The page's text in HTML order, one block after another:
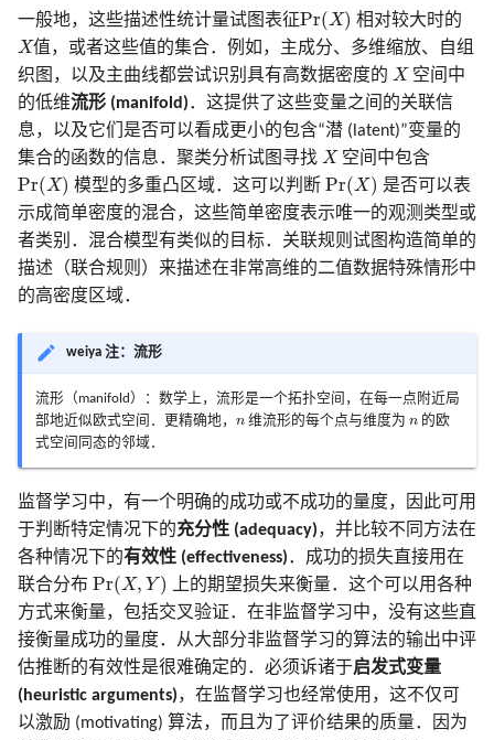
一般地，这些描述性统计量试图表征Pr(X)
Pr X )
相对较大时的
X
X
值，或者这些值的集合．例如，主成分、多维缩放、自组
织图，以及主曲线都尝试识别具有高数据密度的 X
X
空间中
的低维流形 (manifold)．这提供了这些变量之间的关联信
息，以及它们是否可以看成更小的包含“潜 (latent)”变量的
集合的函数的信息．聚类分析试图寻找 X
X
空间中包含
Pr(X)
Pr X )
模型的多重凸区域．这可以判断Pr(X)
Pr X)
是否可以表
示成简单密度的混合，这些简单密度表示唯一的观测类型或
者类别．混合模型有类似的目标．关联规则试图构造简单的
描述（联合规则）来描述在非常高维的二值数据特殊情形中
的高密度区域．
weiya 注：流形
流形（manifold）：数学上，流形是一个拓扑空间，在每一点附近局
部地近似欧式空间．更精确地， n
n 维流形的每个点与维度为 n
n 的欧
式空间同态的邻域．
监督学习中，有一个明确的成功或不成功的量度，因此可用
于判断特定情况下的充分性 (adequacy)，并比较不同方法在
各种情况下的有效性 (effectiveness)．成功的损失直接用在
联合分布 Pr(X, Y )
Pr X ,Y)
上的期望损失来衡量．这个可以用各种
方式来衡量，包括交叉验证．在非监督学习中，没有这些直
接衡量成功的量度．从大部分非监督学习的算法的输出中评
估推断的有效性是很难确定的．必须诉诸于启发式变量
(heuristic arguments)，在监督学习也经常使用，这不仅可
以激励 (motivating) 算法，而且为了评价结果的质量．因为